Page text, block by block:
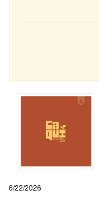
6/22/2026